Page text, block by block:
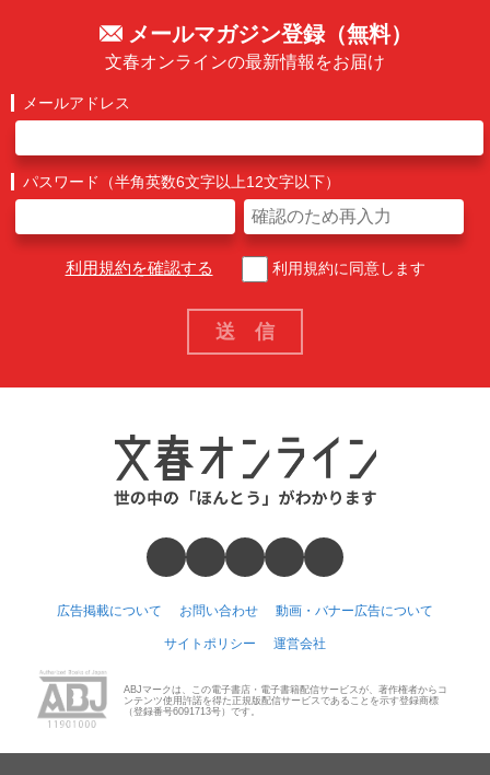
メールマガジン登録（無料）
文春オンラインの最新情報をお届け
メールアドレス
パスワード（半角英数6文字以上12文字以下）
利用規約を確認する 利用規約に同意します
広告掲載について お問い合わせ 動画・バナー広告について
サイトポリシー 運営会社
ABJマークは、この電子書店・電子書籍配信サービスが、著作権者からコ
ンテンツ使用許諾を得た正規版配信サービスであることを示す登録商標
（登録番号6091713号）です。